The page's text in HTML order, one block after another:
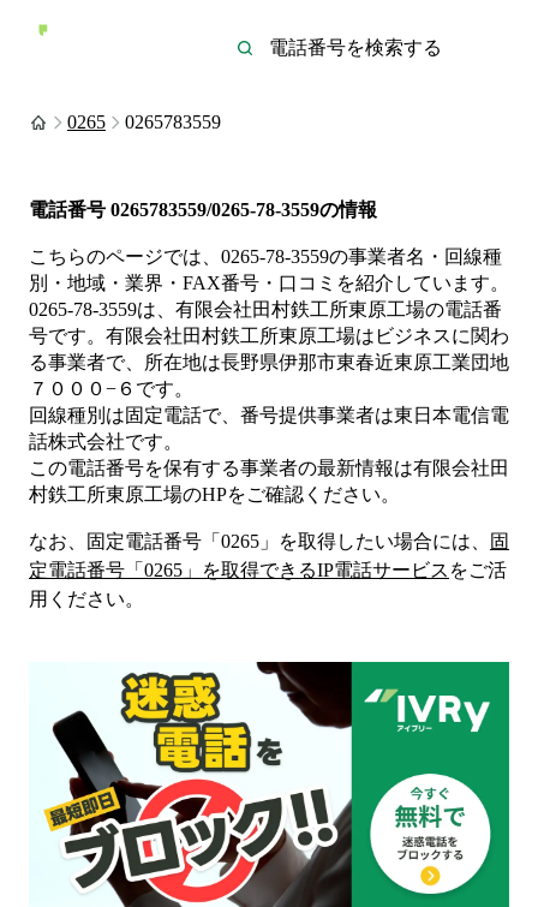
0265 0265783559
電話番号 0265783559/0265-78-3559の情報
こちらのページでは、 0265-78-3559の事業者名・回線種
別・地域・業界・FAX番号・口コミを紹介しています。
0265-78-3559は、 有限会社田村鉄工所東原工場の電話番
号です。 有限会社田村鉄工所東原工場は ビジネスに関わ
る事業者で、所在地は長野県伊那市東春近東原工業団地
７０００−６ です。
回線種別は固定電話で、番号提供事業者は東日本電信電
話株式会社です。
この電話番号を保有する事業者の最新情報は有限会社田
村鉄工所東原工場のHPをご確認ください。
なお、固定電話番号「 0265 」を取得したい場合には、
固
定電話番号「 0265 」を取得できるIP電話サービス をご活
用ください。